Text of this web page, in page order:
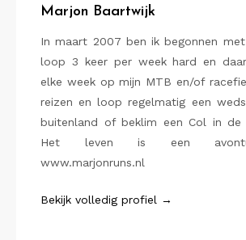
Marjon Baartwijk
In maart 2007 ben ik begonnen
loop 3 keer per week hard en
elke week op mijn MTB en/of
reizen en loop regelmatig een
buitenland of beklim een Col in de
Het leven is een
www.marjonruns.nl
Bekijk volledig profiel →